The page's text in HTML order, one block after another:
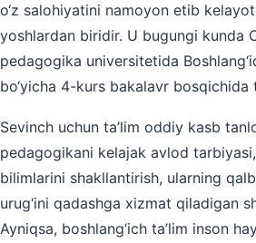
o‘z salohiyatini namoyon etib
yoshlardan biridir. U bugungi kunda
pedagogika universitetida
bo‘yicha 4-kurs bakalavr bosqichida
Sevinch uchun ta’lim oddiy kasb
pedagogikani kelajak avlod
bilimlarini shakllantirish, ularning
urug‘ini qadashga xizmat qiladigan
Ayniqsa, boshlang‘ich ta’lim inson